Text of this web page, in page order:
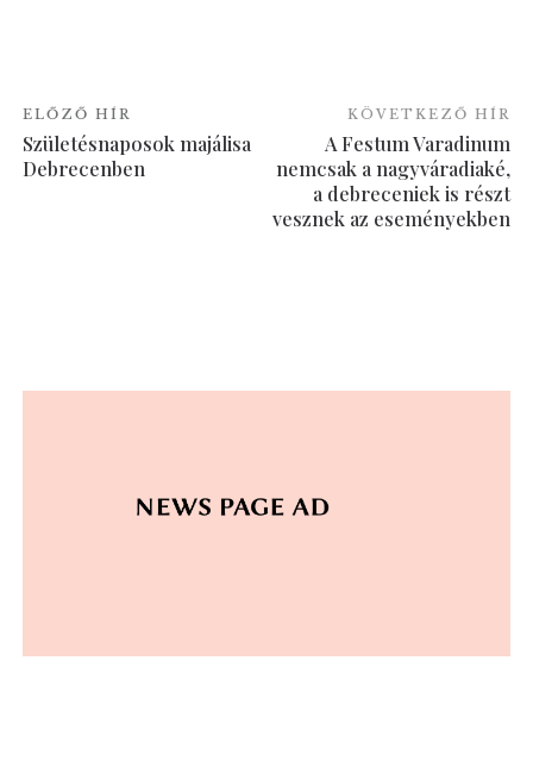
ELŐZŐ HÍR
Születésnaposok majálisa
Debrecenben
KÖVETKEZŐ HÍR
A Festum Varadinum
nemcsak a nagyváradiaké,
a debreceniek is részt
vesznek az eseményekben